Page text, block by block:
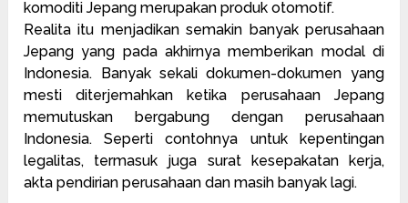
komoditi Jepang merupakan produk otomotif.
Realita itu menjadikan semakin banyak perusahaan
Jepang yang pada akhirnya memberikan modal di
Indonesia. Banyak sekali dokumen-dokumen yang
mesti diterjemahkan ketika perusahaan Jepang
memutuskan bergabung dengan perusahaan
Indonesia. Seperti contohnya untuk kepentingan
legalitas, termasuk juga surat kesepakatan kerja,
akta pendirian perusahaan dan masih banyak lagi.